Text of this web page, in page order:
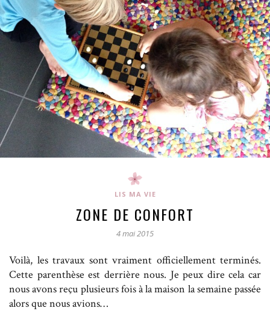
LIS MA VIE
ZONE DE CONFORT
4 mai 2015
Voilà, les travaux sont vraiment officiellement terminés.
Cette parenthèse est derrière nous. Je peux dire cela car
nous avons reçu plusieurs fois à la maison la semaine passée
alors que nous avions…